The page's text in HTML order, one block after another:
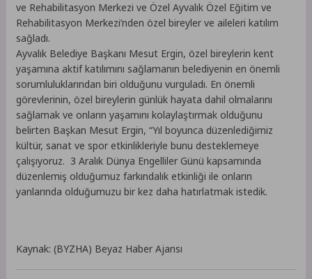
ve Rehabilitasyon Merkezi ve Özel Ayvalık Özel Eğitim ve
Rehabilitasyon Merkezi’nden özel bireyler ve aileleri katılım
sağladı.
Ayvalık Belediye Başkanı Mesut Ergin, özel bireylerin kent
yaşamına aktif katılımını sağlamanın belediyenin en önemli
sorumluluklarından biri olduğunu vurguladı. En önemli
görevlerinin, özel bireylerin günlük hayata dahil olmalarını
sağlamak ve onların yaşamını kolaylaştırmak olduğunu
belirten Başkan Mesut Ergin, “Yıl boyunca düzenlediğimiz
kültür, sanat ve spor etkinlikleriyle bunu desteklemeye
çalışıyoruz. 3 Aralık Dünya Engelliler Günü kapsamında
düzenlemiş olduğumuz farkındalık etkinliği ile onların
yanlarında olduğumuzu bir kez daha hatırlatmak istedik.
Kaynak: (BYZHA) Beyaz Haber Ajansı